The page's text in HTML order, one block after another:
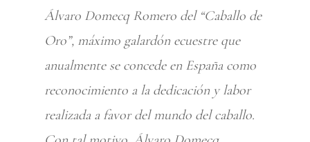
Álvaro Domecq Romero del “Caballo de
Oro”, máximo galardón ecuestre que
anualmente se concede en España como
reconocimiento a la dedicación y labor
realizada a favor del mundo del caballo.